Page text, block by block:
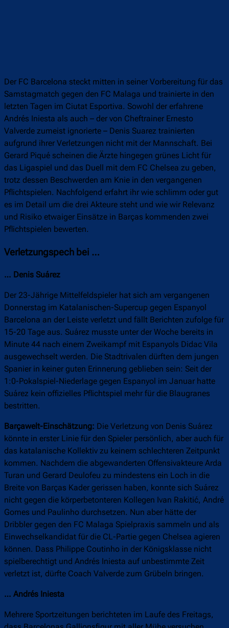
Der FC Barcelona steckt mitten in seiner Vorbereitung für das
Samstagmatch gegen den FC Malaga und trainierte in den
letzten Tagen im Ciutat Esportiva. Sowohl der erfahrene
Andrés Iniesta als auch – der von Cheftrainer Ernesto
Valverde zumeist ignorierte – Denis Suarez trainierten
aufgrund ihrer Verletzungen nicht mit der Mannschaft. Bei
Gerard Piqué scheinen die Ärzte hingegen grünes Licht für
das Ligaspiel und das Duell mit dem FC Chelsea zu geben,
trotz dessen Beschwerden am Knie in den vergangenen
Pflichtspielen. Nachfolgend erfahrt ihr wie schlimm oder gut
es im Detail um die drei Akteure steht und wie wir Relevanz
und Risiko etwaiger Einsätze in Barças kommenden zwei
Pflichtspielen bewerten.
Verletzungspech bei …
… Denis Suárez
Der 23-Jährige Mittelfeldspieler hat sich am vergangenen
Donnerstag im Katalanischen-Supercup gegen Espanyol
Barcelona an der Leiste verletzt und fällt Berichten zufolge für
15-20 Tage aus. Suárez musste unter der Woche bereits in
Minute 44 nach einem Zweikampf mit Espanyols Didac Vila
ausgewechselt werden. Die Stadtrivalen dürften dem jungen
Spanier in keiner guten Erinnerung geblieben sein: Seit der
1:0-Pokalspiel-Niederlage gegen Espanyol im Januar hatte
Suárez kein offizielles Pflichtspiel mehr für die Blaugranes
bestritten.
Barçawelt-Einschätzung: Die Verletzung von Denis Suárez
könnte in erster Linie für den Spieler persönlich, aber auch für
das katalanische Kollektiv zu keinem schlechteren Zeitpunkt
kommen. Nachdem die abgewanderten Offensivakteure Arda
Turan und Gerard Deulofeu zu mindestens ein Loch in die
Breite von Barças Kader gerissen haben, konnte sich Suárez
nicht gegen die körperbetonteren Kollegen Ivan Rakitić, André
Gomes und Paulinho durchsetzen. Nun aber hätte der
Dribbler gegen den FC Malaga Spielpraxis sammeln und als
Einwechselkandidat für die CL-Partie gegen Chelsea agieren
können. Dass Philippe Coutinho in der Königsklasse nicht
spielberechtigt und Andrés Iniesta auf unbestimmte Zeit
verletzt ist, dürfte Coach Valverde zum Grübeln bringen.
… Andrés Iniesta
Mehrere Sportzeitungen berichteten im Laufe des Freitags,